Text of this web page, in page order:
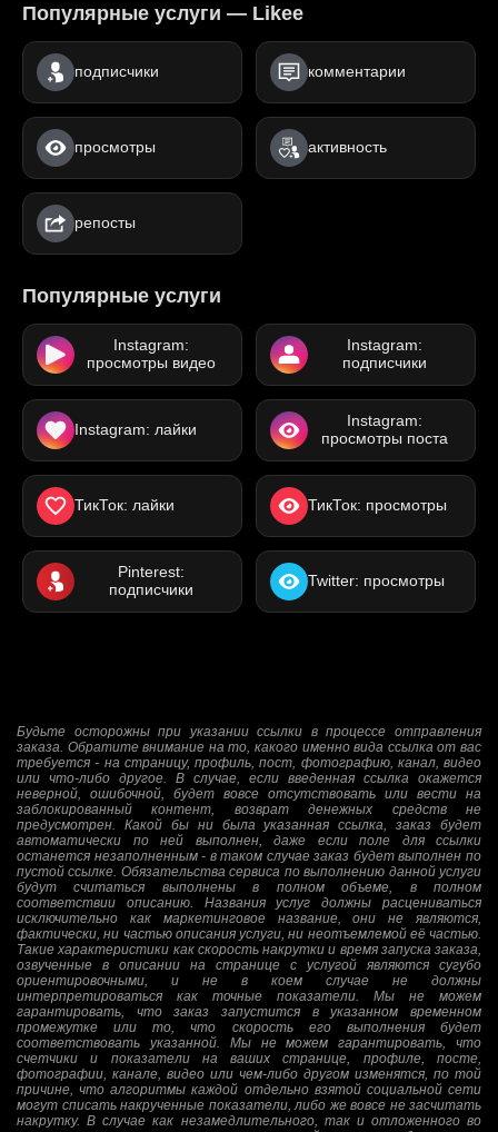
Популярные услуги — Likee
подписчики комментарии
просмотры активность
репосты
Популярные услуги
Instagram:
просмотры видео
Instagram:
подписчики
Instagram: лайки
Instagram:
просмотры поста
ТикТок: лайки ТикТок: просмотры
Pinterest:
подписчики
Twitter: просмотры
Будьте осторожны при указании ссылки в процессе отправления
заказа. Обратите внимание на то, какого именно вида ссылка от вас
требуется - на страницу, профиль, пост, фотографию, канал, видео
или что-либо другое. В случае, если введенная ссылка окажется
неверной, ошибочной, будет вовсе отсутствовать или вести на
заблокированный контент, возврат денежных средств не
предусмотрен. Какой бы ни была указанная ссылка, заказ будет
автоматически по ней выполнен, даже если поле для ссылки
останется незаполненным - в таком случае заказ будет выполнен по
пустой ссылке. Обязательства сервиса по выполнению данной услуги
будут считаться выполнены в полном объеме, в полном
соответствии описанию. Названия услуг должны расцениваться
исключительно как маркетинговое название, они не являются,
фактически, ни частью описания услуги, ни неотъемлемой её частью.
Такие характеристики как скорость накрутки и время запуска заказа,
озвученные в описании на странице с услугой являются сугубо
ориентировочными, и не в коем случае не должны
интерпретироваться как точные показатели. Мы не можем
гарантировать, что заказ запустится в указанном временном
промежутке или то, что скорость его выполнения будет
соответствовать указанной. Мы не можем гарантировать, что
счетчики и показатели на ваших странице, профиле, посте,
фотографии, канале, видео или чем-либо другом изменятся, по той
причине, что алгоритмы каждой отдельно взятой социальной сети
могут списать накрученные показатели, либо же вовсе не засчитать
накрутку. В случае как незамедлительного, так и отложенного во